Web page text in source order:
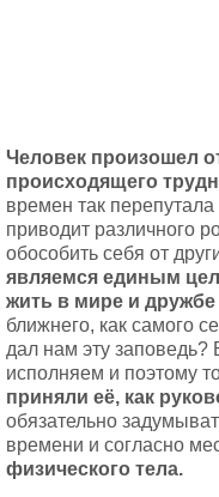
Человек произошел
происходящего
времен так
приводит различного
обособить себя от
являемся единым
жить в мире и
ближнего, как самого
дал нам эту
исполняем и поэтому
приняли её, как
обязательно
времени и согласно
физического тела.